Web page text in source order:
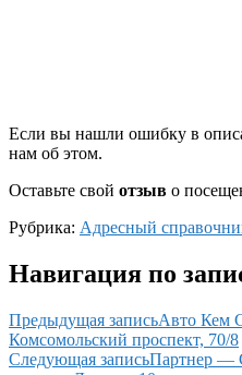
Если вы нашли ошибку в
нам об этом.
Оставьте свой отзыв о
Рубрика: Адресный
Навигация по
Предыдущая записьАвто Кем
Комсомольский проспект, 70/8
Следующая записьПартнер —